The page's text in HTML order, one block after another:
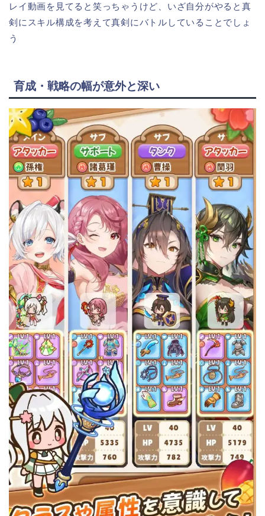
レイ動画を見てると笑っちゃうけど、いざ自分がやると真
剣にスキル構成を考えて真剣にバトルしていることでしょ
う
育成・戦略の幅が意外と深い